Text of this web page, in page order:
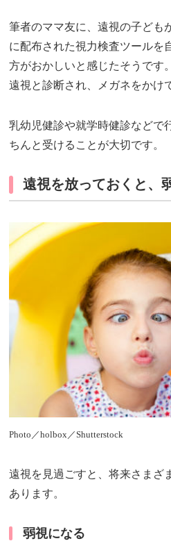
筆者のママ友に、遠視の子ども
に配布された視力検査ツールを
方がおかしいと感じたそうです
遠視と診断され、メガネをかけ
乳幼児健診や就学時健診などで
ちんと受けることが大切です。
遠視を放っておくと、
Photo／holbox／Shutterstock
遠視を見過ごすと、将来さまざ
あります。
弱視になる